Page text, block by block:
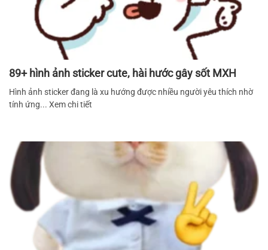
89+ hình ảnh sticker cute, hài hước gây sốt MXH
Hình ảnh sticker đang là xu hướng được nhiều người yêu thích nhờ
tính ứng... Xem chi tiết